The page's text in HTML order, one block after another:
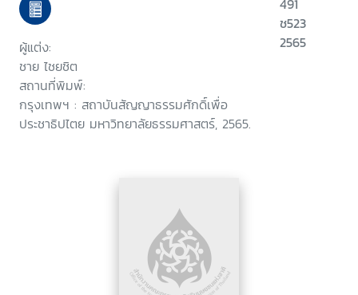
ผู้แต่ง:
ชาย ไชยชิต
สถานที่พิมพ์:
กรุงเทพฯ : สถาบันสัญญาธรรมศักดิ์เพื่อ
ประชาธิปไตย มหาวิทยาลัยธรรมศาสตร์, 2565.
491
ช523
2565